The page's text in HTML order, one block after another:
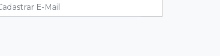
12:26Clima